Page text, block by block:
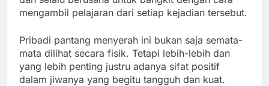
mengambil pelajaran dari setiap kejadian tersebut.
Pribadi pantang menyerah ini bukan saja semata-
mata dilihat secara fisik. Tetapi lebih-lebih dan
yang lebih penting justru adanya sifat positif
dalam jiwanya yang begitu tangguh dan kuat.